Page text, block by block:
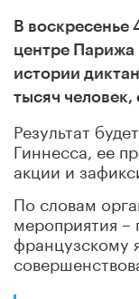
В воскресенье
центре
истории
тысяч
Результат
Гиннесса, ее
акции и
По словам
мероприятия –
французскому